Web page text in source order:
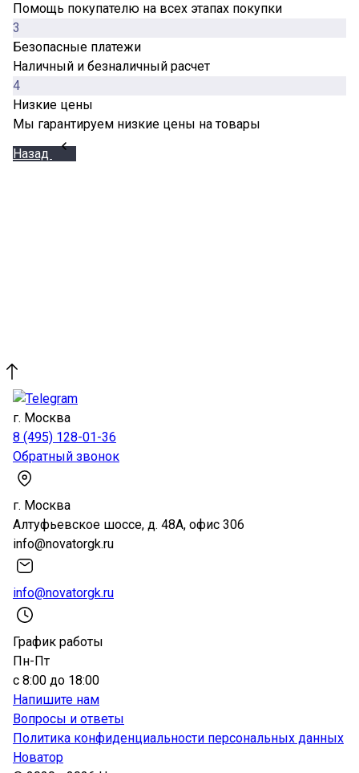
Помощь покупателю на всех этапах покупки
3
Безопасные платежи
Наличный и безналичный расчет
4
Низкие цены
Мы гарантируем низкие цены на товары
Назад
г. Москва
8 (495) 128-01-36
Обратный звонок
г. Москва
Алтуфьевское шоссе, д. 48А, офис 306
info@novatorgk.ru
info@novatorgk.ru
График работы
Пн-Пт
с 8:00 до 18:00
Напишите нам
Вопросы и ответы
Политика конфиденциальности персональных данных
Новатор